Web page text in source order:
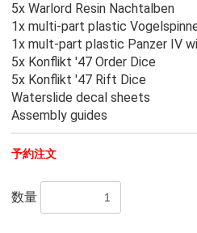
5x Warlord Resin Nachtalben
1x multi-part plastic
1x mult-part plastic Panzer IV
5x Konflikt '47 Order Dice
5x Konflikt '47 Rift Dice
Waterslide decal sheets
Assembly guides
予約注文
数量